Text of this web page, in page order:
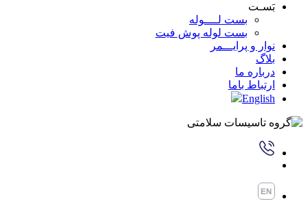
بَسـت
بست لــــوله
بست لوله پوش فیت
نوار و پرایـــمر
بلاگ
درباره ما
ارتباط باما
English